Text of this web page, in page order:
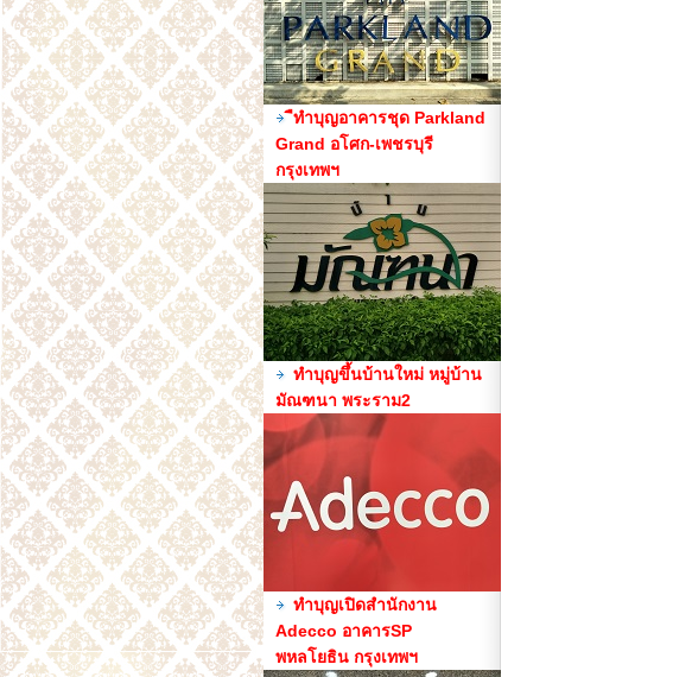
ืทำบุญอาคารชุด Parkland
Grand อโศก-เพชรบุรี
กรุงเทพฯ
ทำบุญขึ้นบ้านใหม่ หมู่บ้าน
มัณฑนา พระราม2
ทำบุญเปิดสำนักงาน
Adecco อาคารSP
พหลโยธิน กรุงเทพฯ